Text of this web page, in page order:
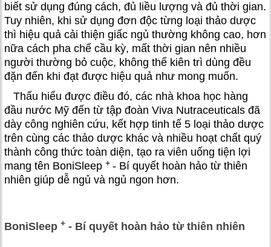
biết sử dụng đúng cách, đủ liều lượng và đủ thời gian.
Tuy nhiên, khi sử dụng đơn độc từng loại thảo dược
thì hiệu quả cải thiện giấc ngủ thường không cao, hơn
nữa cách pha chế cầu kỳ, mất thời gian nên nhiều
người thường bỏ cuộc, không thể kiên trì dùng đều
đặn đến khi đạt được hiệu quả như mong muốn.
Thấu hiểu được điều đó, các nhà khoa học hàng
đầu nước Mỹ đến từ tập đoàn Viva Nutraceuticals đã
dày công nghiên cứu, kết hợp tinh tế 5 loại thảo dược
trên cùng các thảo dược khác và nhiều hoạt chất quý
thành công thức toàn diện, tạo ra viên uống tiện lợi
mang tên BoniSleep + - Bí quyết hoàn hảo từ thiên
nhiên giúp dễ ngủ và ngủ ngon hơn.
BoniSleep + - Bí quyết hoàn hảo từ thiên nhiên